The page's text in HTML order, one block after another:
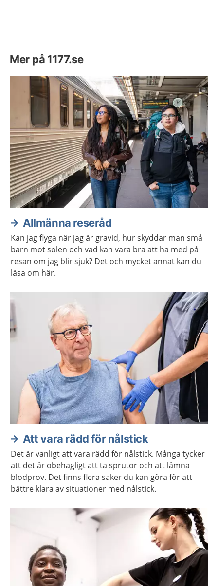
Mer på 1177.se
Allmänna reseråd
Kan jag flyga när jag är gravid, hur skyddar man små
barn mot solen och vad kan vara bra att ha med på
resan om jag blir sjuk? Det och mycket annat kan du
läsa om här.
Att vara rädd för nålstick
Det är vanligt att vara rädd för nålstick. Många tycker
att det är obehagligt att ta sprutor och att lämna
blodprov. Det finns flera saker du kan göra för att
bättre klara av situationer med nålstick.